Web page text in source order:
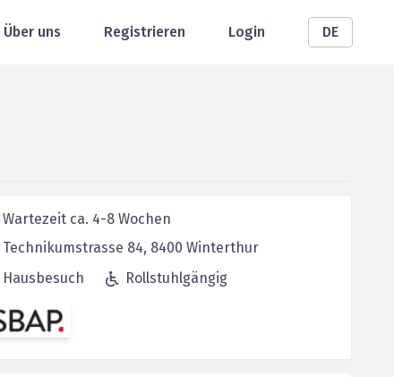
Über uns Registrieren Login DE
Wartezeit ca. 4-8 Wochen
Technikumstrasse 84, 8400 Winterthur
Hausbesuch
Rollstuhlgängig